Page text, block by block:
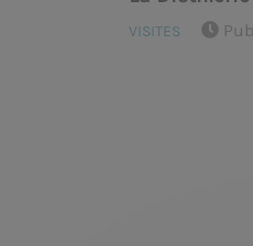
VISITES